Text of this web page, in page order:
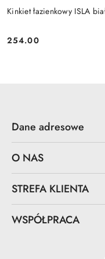
Kinkiet łazienkowy ISLA
Cena:
254.00
Dane adresowe
O NAS
STREFA KLIENTA
WSPÓŁPRACA